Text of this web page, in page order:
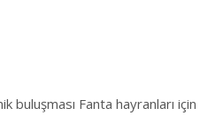
buluşması Fanta hayranları için